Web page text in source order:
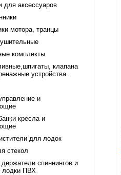
для аксессуаров
мотора, транцы
комплекты
клапана
устройства.
и
кресла и
для лодок
стекол
спиннингов и
лодки ПВХ